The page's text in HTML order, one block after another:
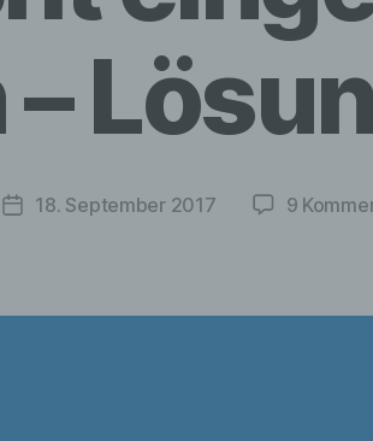
Veröffentlichungsdatum
18. September 2017 9